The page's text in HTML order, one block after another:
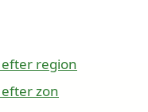
region
zon